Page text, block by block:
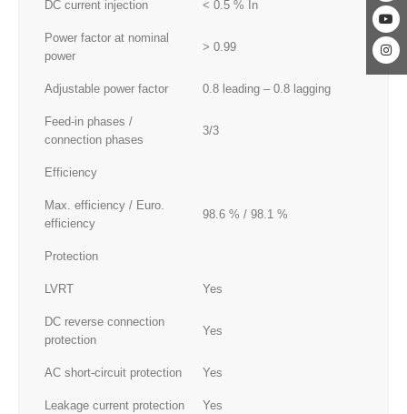
DC current injection < 0.5 % In
Power factor at nominal
power
> 0.99
Adjustable power factor 0.8 leading – 0.8 lagging
Feed-in phases /
connection phases
3/3
Efficiency
Max. efficiency / Euro.
efficiency
98.6 % / 98.1 %
Protection
LVRT Yes
DC reverse connection
protection
Yes
AC short-circuit protection Yes
Leakage current protection Yes